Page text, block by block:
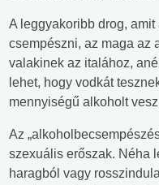
A leggyakoribb drog,
csempészni, az maga az
valakinek az italához,
lehet, hogy vodkát
mennyiségű alkoholt
Az
szexuális erőszak. Néha
haragból vagy